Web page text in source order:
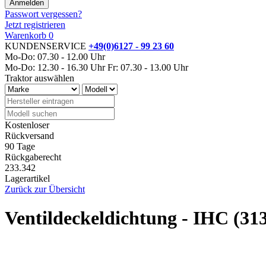
Passwort vergessen?
Jetzt registrieren
Warenkorb 0
KUNDENSERVICE +49(0)6127 - 99 23 60
Mo-Do: 07.30 - 12.00 Uhr
Mo-Do: 12.30 - 16.30 Uhr Fr: 07.30 - 13.00 Uhr
Traktor auswählen
Kostenloser
Rückversand
90 Tage
Rückgaberecht
233.342
Lagerartikel
Zurück zur Übersicht
Ventildeckeldichtung - IHC